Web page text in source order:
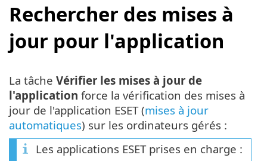
Rechercher des mises à
jour pour l'application
La tâche Vérifier les mises à jour de
l'application force la vérification des mises à
jour de l'application ESET (mises à jour
automatiques) sur les ordinateurs gérés :
Les applications ESET prises en charge :